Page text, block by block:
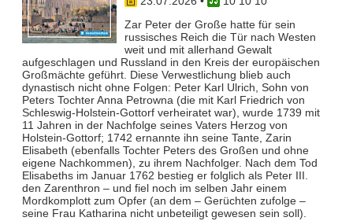
Zar Peter der Große hatte für sein
russisches Reich die Tür nach Westen
weit und mit allerhand Gewalt
aufgeschlagen und Russland in den Kreis der europäischen
Großmächte geführt. Diese Verwestlichung blieb auch
dynastisch nicht ohne Folgen: Peter Karl Ulrich, Sohn von
Peters Tochter Anna Petrowna (die mit Karl Friedrich von
Schleswig-Holstein-Gottorf verheiratet war), wurde 1739 mit
11 Jahren in der Nachfolge seines Vaters Herzog von
Holstein-Gottorf; 1742 ernannte ihn seine Tante, Zarin
Elisabeth (ebenfalls Tochter Peters des Großen und ohne
eigene Nachkommen), zu ihrem Nachfolger. Nach dem Tod
Elisabeths im Januar 1762 bestieg er folglich als Peter III.
den Zarenthron – und fiel noch im selben Jahr einem
Mordkomplott zum Opfer (an dem – Gerüchten zufolge –
seine Frau Katharina nicht unbeteiligt gewesen sein soll).